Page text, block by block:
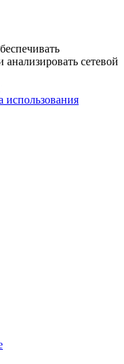
сетевой
использования